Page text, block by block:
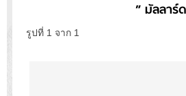
” มัลลาร์
รูปที่ 1 จาก 1